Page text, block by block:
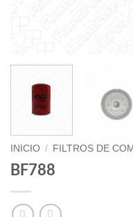
INICIO / FILTROS DE
BF788